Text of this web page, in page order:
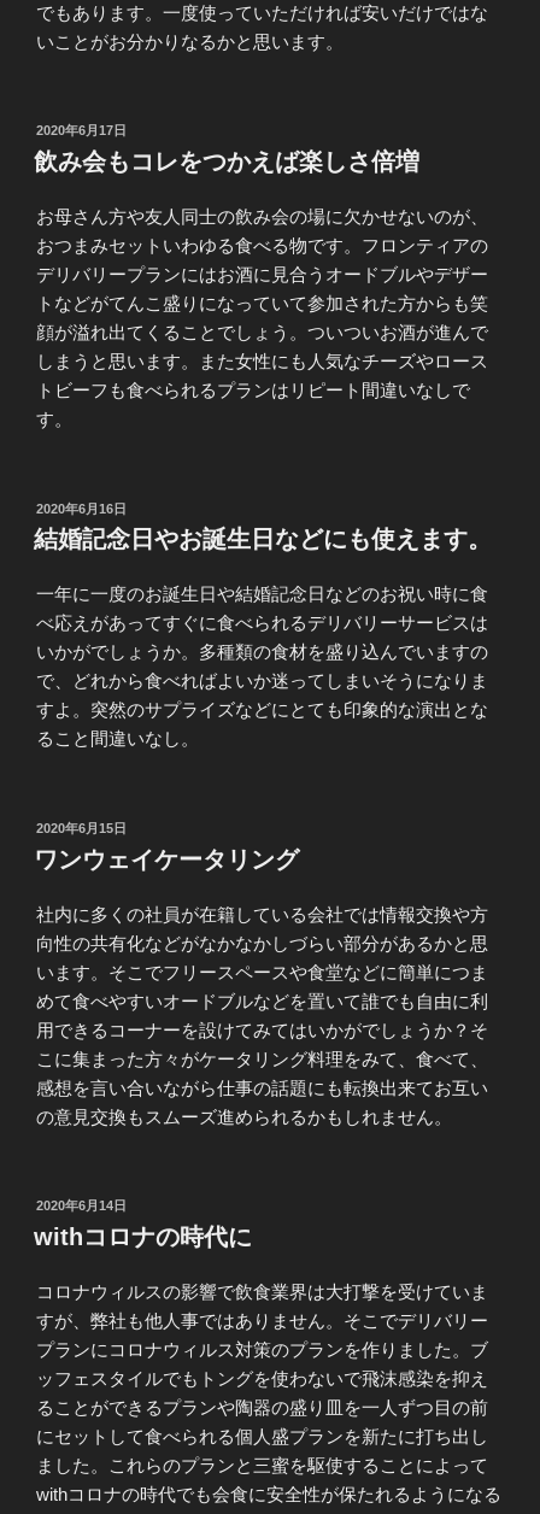
でもあります。一度使っていただければ安いだけではな
いことがお分かりなるかと思います。
投
稿
日:
2020年6月17日
飲み会もコレをつかえば楽しさ倍増
お母さん方や友人同士の飲み会の場に欠かせないのが、
おつまみセットいわゆる食べる物です。フロンティアの
デリバリープランにはお酒に見合うオードブルやデザー
トなどがてんこ盛りになっていて参加された方からも笑
顔が溢れ出てくることでしょう。ついついお酒が進んで
しまうと思います。また女性にも人気なチーズやロース
トビーフも食べられるプランはリピート間違いなしで
す。
投
稿
日:
2020年6月16日
結婚記念日やお誕生日などにも使えます。
一年に一度のお誕生日や結婚記念日などのお祝い時に食
べ応えがあってすぐに食べられるデリバリーサービスは
いかがでしょうか。多種類の食材を盛り込んでいますの
で、どれから食べればよいか迷ってしまいそうになりま
すよ。突然のサプライズなどにとても印象的な演出とな
ること間違いなし。
投
稿
日:
2020年6月15日
ワンウェイケータリング
社内に多くの社員が在籍している会社では情報交換や方
向性の共有化などがなかなかしづらい部分があるかと思
います。そこでフリースペースや食堂などに簡単につま
めて食べやすいオードブルなどを置いて誰でも自由に利
用できるコーナーを設けてみてはいかがでしょうか？そ
こに集まった方々がケータリング料理をみて、食べて、
感想を言い合いながら仕事の話題にも転換出来てお互い
の意見交換もスムーズ進められるかもしれません。
投
日:
2020年6月14日
withコロナの時代に
コロナウィルスの影響で飲食業界は大打撃を受けていま
すが、弊社も他人事ではありません。そこでデリバリー
プランにコロナウィルス対策のプランを作りました。ブ
ッフェスタイルでもトングを使わないで飛沫感染を抑え
ることができるプランや陶器の盛り皿を一人ずつ目の前
にセットして食べられる個人盛プランを新たに打ち出し
ました。これらのプランと三蜜を駆使することによって
withコロナの時代でも会食に安全性が保たれるようになる